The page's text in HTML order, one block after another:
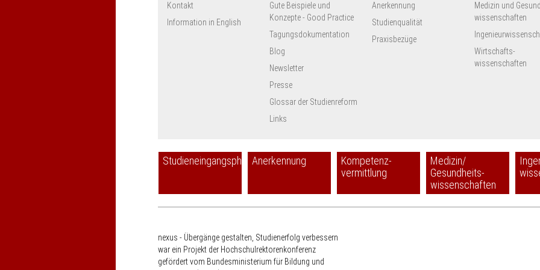
Kontakt
Information in English
Gute Beispiele und
Konzepte - Good Practice
Tagungsdokumentation
Blog
Newsletter
Presse
Glossar der Studienreform
Links
Anerkennung
Studienqualität
Praxisbezüge
Medizin und
wissenschaften
Wirtschafts-
wissenschaften
StudieneingangsphaseAnerkennung
Kompetenz-
vermittlung
Medizin/
Gesundheits-
wissenschaften
nexus - Übergänge gestalten, Studienerfolg verbessern
war ein Projekt der Hochschulrektorenkonferenz
gefördert vom Bundesministerium für Bildung und